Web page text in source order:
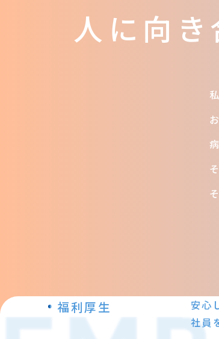
人に向き
福利厚生
安心
社員